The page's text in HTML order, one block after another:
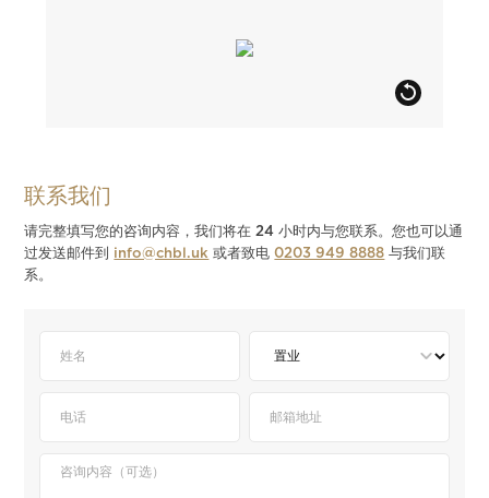
联系我们
请完整填写您的咨询内容，我们将在 24 小时内与您联系。您也可以通
过发送邮件到 info@chbl.uk 或者致电0203 949 8888 与我们联
系。